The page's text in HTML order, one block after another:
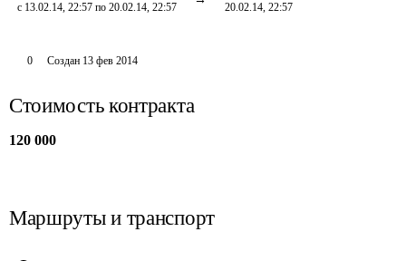
с 13.02.14, 22:57 по 20.02.14, 22:57
20.02.14, 22:57
0 Создан 13 фев 2014
Стоимость контракта
120 000
Маршруты и транспорт